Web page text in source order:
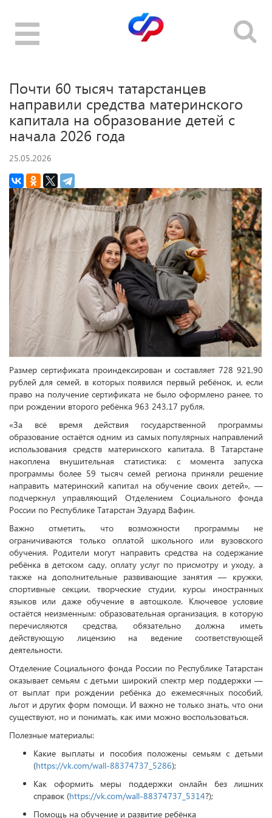
Toggle
navigation
Почти 60 тысяч татарстанцев
направили средства материнского
капитала на образование детей с
начала 2026 года
25.05.2026
Размер сертификата проиндексирован и составляет 728 921,90
рублей для семей, в которых появился первый ребёнок, и, если
право на получение сертификата не было оформлено ранее, то
при рождении второго ребёнка 963 243,17 рубля.
«За всё время действия государственной программы
образование остаётся одним из самых популярных направлений
использования средств материнского капитала. В Татарстане
накоплена внушительная статистика: с момента запуска
программы более 59 тысяч семей региона приняли решение
направить материнский капитал на обучение своих детей», —
подчеркнул управляющий Отделением Социального фонда
России по Республике Татарстан Эдуард Вафин.
Важно отметить, что возможности программы не
ограничиваются только оплатой школьного или вузовского
обучения. Родители могут направить средства на содержание
ребёнка в детском саду, оплату услуг по присмотру и уходу, а
также на дополнительные развивающие занятия — кружки,
спортивные секции, творческие студии, курсы иностранных
языков или даже обучение в автошколе. Ключевое условие
остаётся неизменным: образовательная организация, в которую
перечисляются средства, обязательно должна иметь
действующую лицензию на ведение соответствующей
деятельности.
Отделение Социального фонда России по Республике Татарстан
оказывает семьям с детьми широкий спектр мер поддержки —
от выплат при рождении ребёнка до ежемесячных пособий,
льгот и других форм помощи. И важно не только знать, что они
существуют, но и понимать, как ими можно воспользоваться.
Полезные материалы:
Какие выплаты и пособия положены семьям с детьми
(https://vk.com/wall-88374737_5286);
Как оформить меры поддержки онлайн без лишних
справок (https://vk.com/wall-88374737_5314?);
Помощь на обучение и развитие ребёнка